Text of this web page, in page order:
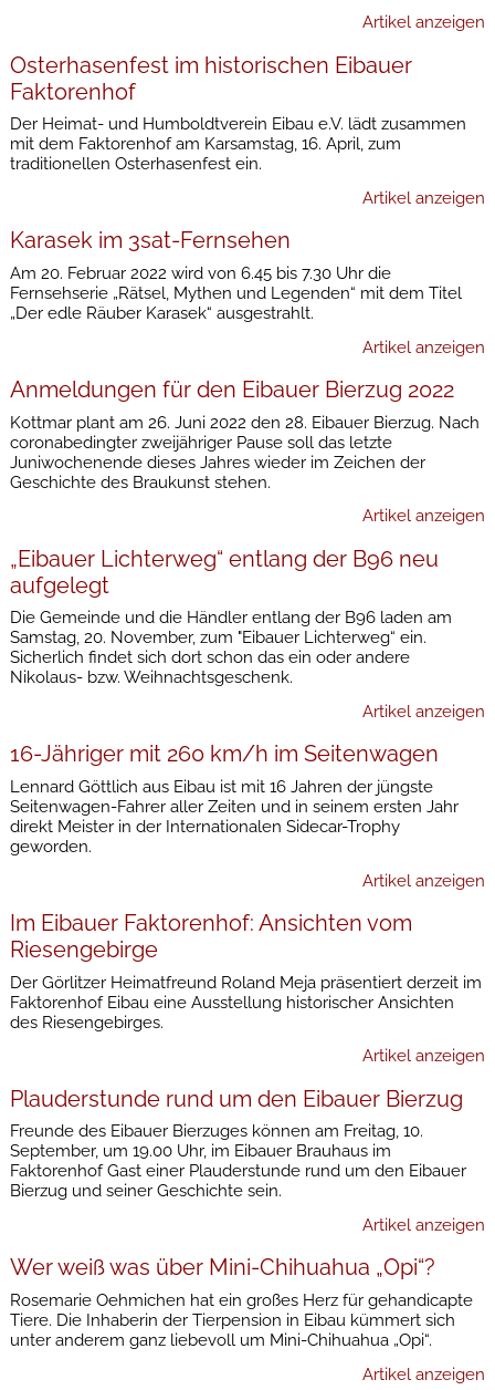
Artikel anzeigen
Osterhasenfest im historischen Eibauer
Faktorenhof
Der Heimat- und Humboldtverein Eibau e.V. lädt zusammen
mit dem Faktorenhof am Karsamstag, 16. April, zum
traditionellen Osterhasenfest ein.
Artikel anzeigen
Karasek im 3sat-Fernsehen
Am 20. Februar 2022 wird von 6.45 bis 7.30 Uhr die
Fernsehserie „Rätsel, Mythen und Legenden“ mit dem Titel
„Der edle Räuber Karasek“ ausgestrahlt.
Artikel anzeigen
Anmeldungen für den Eibauer Bierzug 2022
Kottmar plant am 26. Juni 2022 den 28. Eibauer Bierzug. Nach
coronabedingter zweijähriger Pause soll das letzte
Juniwochenende dieses Jahres wieder im Zeichen der
Geschichte des Braukunst stehen.
Artikel anzeigen
„Eibauer Lichterweg“ entlang der B96 neu
aufgelegt
Die Gemeinde und die Händler entlang der B96 laden am
Samstag, 20. November, zum "Eibauer Lichterweg“ ein.
Sicherlich findet sich dort schon das ein oder andere
Nikolaus- bzw. Weihnachtsgeschenk.
Artikel anzeigen
16-Jähriger mit 260 km/h im Seitenwagen
Lennard Göttlich aus Eibau ist mit 16 Jahren der jüngste
Seitenwagen-Fahrer aller Zeiten und in seinem ersten Jahr
direkt Meister in der Internationalen Sidecar-Trophy
geworden.
Artikel anzeigen
Im Eibauer Faktorenhof: Ansichten vom
Riesengebirge
Der Görlitzer Heimatfreund Roland Meja präsentiert derzeit im
Faktorenhof Eibau eine Ausstellung historischer Ansichten
des Riesengebirges.
Artikel anzeigen
Plauderstunde rund um den Eibauer Bierzug
Freunde des Eibauer Bierzuges können am Freitag, 10.
September, um 19.00 Uhr, im Eibauer Brauhaus im
Faktorenhof Gast einer Plauderstunde rund um den Eibauer
Bierzug und seiner Geschichte sein.
Artikel anzeigen
Wer weiß was über Mini-Chihuahua „Opi“?
Rosemarie Oehmichen hat ein großes Herz für gehandicapte
Tiere. Die Inhaberin der Tierpension in Eibau kümmert sich
unter anderem ganz liebevoll um Mini-Chihuahua „Opi“.
Artikel anzeigen